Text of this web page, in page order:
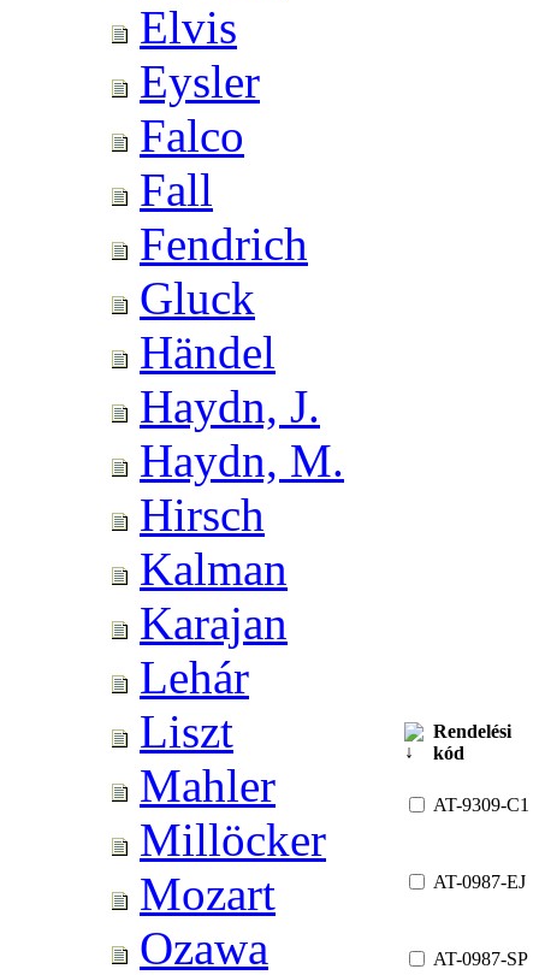
Elvis
Eysler
Falco
Fall
Fendrich
Gluck
Händel
Haydn, J.
Haydn, M.
Hirsch
Kalman
Karajan
Lehár
Liszt
Mahler
Millöcker
Mozart
Ozawa
Rendelési
kód
AT-9309-C1
AT-0987-EJ
AT-0987-SP